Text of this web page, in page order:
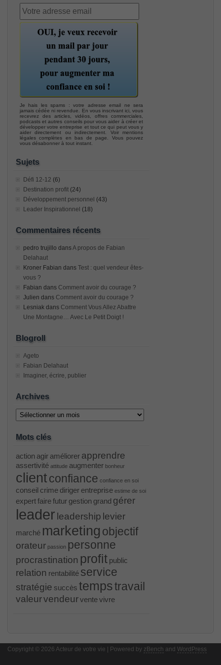
Je hais les spams : votre adresse email ne sera
jamais cédée ni revendue. En vous inscrivant ici, vous
recevrez des articles, vidéos, offres commerciales,
podcasts et autres conseils pour vous aider à créer et
développer votre entreprise et tout ce qui peut vous y
aider directement ou indirectement. Voir mentions
légales complètes en bas de page. Vous pouvez
vous désabonner à tout instant.
Sujets
Défi 12-12 (6)
Destination profit (24)
Développement personnel (43)
Leader Inspirationnel (18)
Commentaires récents
pedro trujillo dansA propos de Fabian
Delahaut
Kroner Fabian dans Test : quel vendeur êtes-
vous ?
Fabian dans Comment avoir du courage ?
Julien dans Comment avoir du courage ?
Lesniak dans Comment Vous Allez Abattre
Une Montagne… Avec Le Petit Doigt !
Blogroll
Ageto
Fabian Delahaut
Imaginer, écrire, publier
Archives
Archives
Mots clés
action agir améliorer apprendre
assertivité attitude augmenter bonheur
client confiance confiance en soi
conseil crime diriger entreprise estime de soi
expertfairefutur gestion grand gérer
leader leadership levier
marché marketing objectif
orateur passion personne
procrastination profit public
relation rentabilité service
stratégie succès tempstravail
valeurvendeurventevivre
001 practice, /GCFA, /MB6-702 dumps, /300-
070, /70-980 pdf, /070-685, / 070-243, /70-680 ,
Copyright © 2026 Acteur de votre vie | Powered by zBench and WordPress